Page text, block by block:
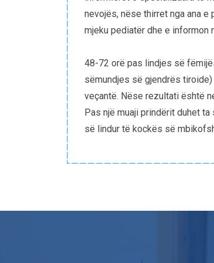
nevojës, nëse thirret nga ana
mjeku pediatër dhe e informon
48-72 orë pas lindjes së
sëmundjes së gjendrës
veçantë. Nëse rezultati është
Pas një muaji prindërit duhet
së lindur të kockës së